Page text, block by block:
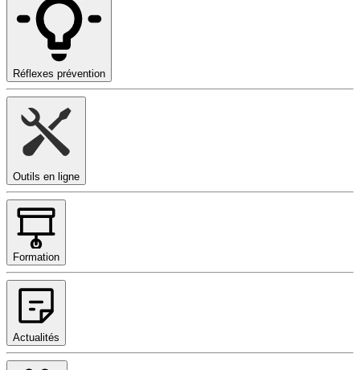
Réflexes prévention
Outils en ligne
Formation
Actualités